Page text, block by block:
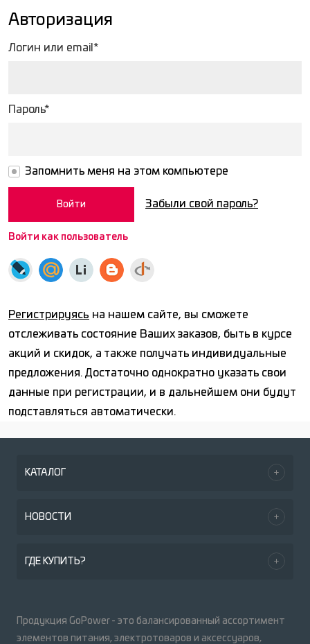
Авторизация
Логин или email*
Пароль*
Запомнить меня на этом компьютере
Забыли свой пароль?
Войти как пользователь
Регистрируясь на нашем сайте, вы сможете
отслеживать состояние Ваших заказов, быть в курсе
акций и скидок, а также получать индивидуальные
предложения. Достаточно однократно указать свои
данные при регистрации, и в дальнейшем они будут
подставляться автоматически.
КАТАЛОГ
НОВОСТИ
ГДЕ КУПИТЬ?
Продукция GoPower - это балансированный ассортимент
элементов питания, электротоваров и аксессуаров,